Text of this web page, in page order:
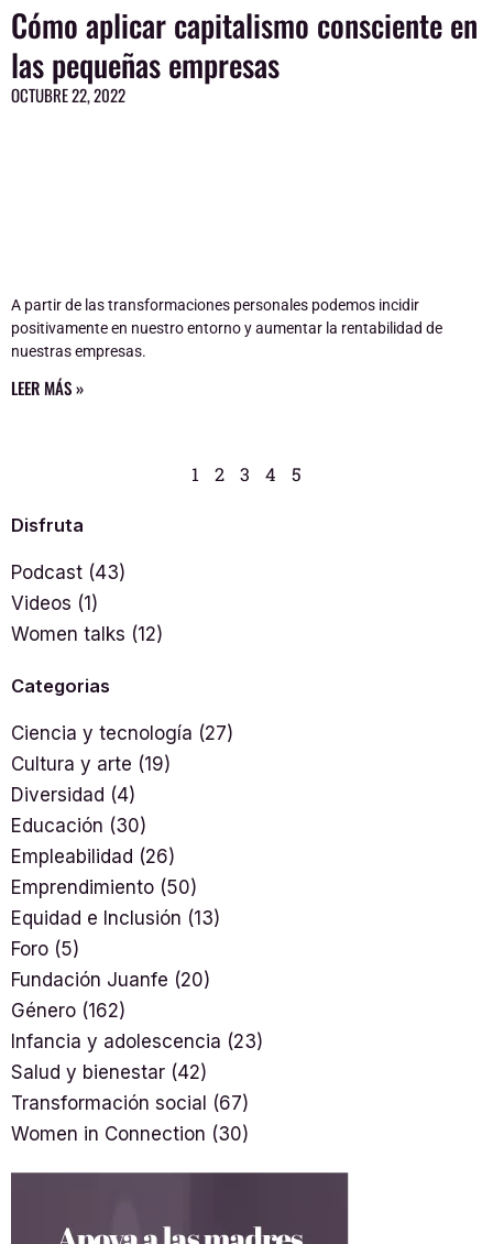
Cómo aplicar capitalismo consciente en
las pequeñas empresas
OCTUBRE 22, 2022
A partir de las transformaciones personales podemos incidir
positivamente en nuestro entorno y aumentar la rentabilidad de
nuestras empresas.
LEER MÁS »
1 2 3 4 5
Disfruta
Podcast (43)
Videos (1)
Women talks (12)
Categorias
Ciencia y tecnología (27)
Cultura y arte (19)
Diversidad (4)
Educación (30)
Empleabilidad (26)
Emprendimiento (50)
Equidad e Inclusión (13)
Foro (5)
Fundación Juanfe (20)
Género (162)
Infancia y adolescencia (23)
Salud y bienestar (42)
Transformación social (67)
Women in Connection (30)